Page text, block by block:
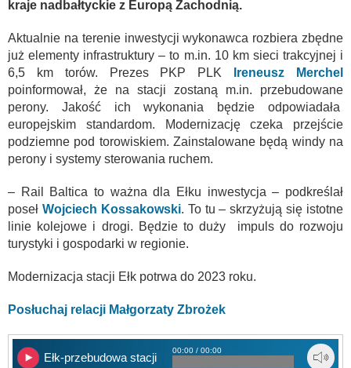
kraje nadbałtyckie z Europą Zachodnią.
Aktualnie na terenie inwestycji wykonawca rozbiera zbędne
już elementy infrastruktury – to m.in. 10 km sieci trakcyjnej i
6,5 km torów. Prezes PKP PLK
Ireneusz Merchel
poinformował, że na stacji zostaną m.in. przebudowane
perony. Jakość ich wykonania będzie odpowiadała
europejskim standardom. Modernizację czeka przejście
podziemne pod torowiskiem. Zainstalowane będą windy na
perony i systemy sterowania ruchem.
– Rail Baltica to ważna dla Ełku inwestycja – podkreślał
poseł Wojciech Kossakowski. To tu – skrzyżują się istotne
linie kolejowe i drogi. Będzie to duży impuls do rozwoju
turystyki i gospodarki w regionie.
Modernizacja stacji Ełk potrwa do 2023 roku.
Posłuchaj relacji Małgorzaty Zbrożek
Ełk-przebudowa stacji
00:00 / 00:00